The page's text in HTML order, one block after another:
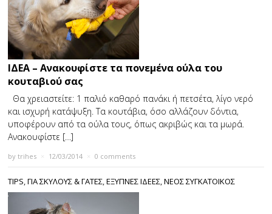
ΙΔΕΑ – Ανακουφίστε τα πονεμένα ούλα του
κουταβιού σας
Θα χρειαστείτε: 1 παλιό καθαρό πανάκι ή πετσέτα, λίγο νερό
και ισχυρή κατάψυξη. Τα κουτάβια, όσο αλλάζουν δόντια,
υποφέρουν από τα ούλα τους, όπως ακριβώς και τα μωρά.
Ανακουφίστε […]
bytrihes 12/03/2014 0 comments
TIPS,ΓΙΑ ΣΚΥΛΟΥΣ & ΓΑΤΕΣ,ΕΞΥΠΝΕΣ ΙΔΕΕΣ,ΝΕΟΣ ΣΥΓΚΑΤΟΙΚΟΣ